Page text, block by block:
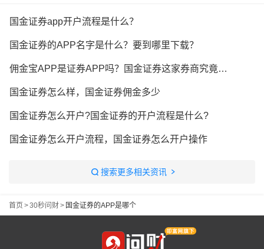
国金证券app开户流程是什么？
国金证券的APP名字是什么？要到哪里下载？
佣金宝APP是证券APP吗？国金证券这家券商究竟怎么样？
国金证券怎么样，国金证券佣金多少
国金证券怎么开户?国金证券的开户流程是什么?
国金证券怎么开户流程，国金证券怎么开户操作
搜索更多相关资讯
首页 >30秒问财> 国金证券的APP是哪个